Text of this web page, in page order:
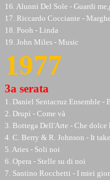
16. Alunni Del Sole - Guardi
17. Riccardo Cocciante -
18. Pooh - Linda
19. John Miles - Music
1977
3a serata
1. Daniel Sentacruz Ensemble -
2. Drupi - Come và
3. Bottega Dell'Arte - Che dolce
4. C. Berry & R. Johnson - It
5. Aries - Soli noi
6. Opera - Stelle su di noi
7. Santino Rocchetti - I miei